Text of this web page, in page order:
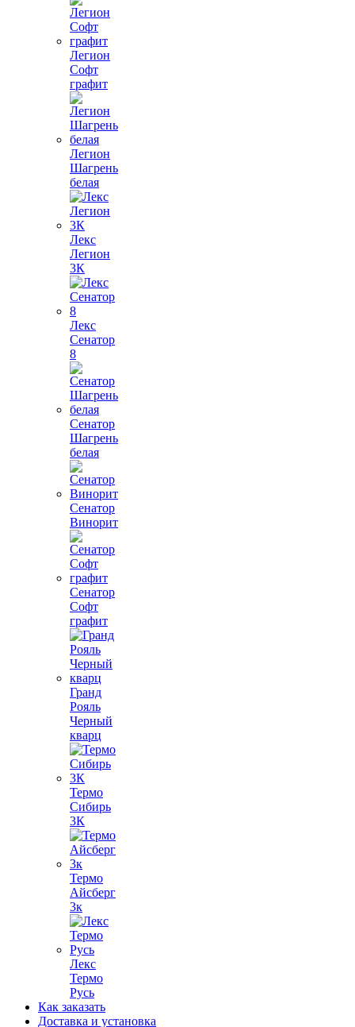
Легион
Софт
графит
Легион
Шагрень
белая
Лекс
Легион
3К
Лекс
Сенатор
8
Сенатор
Шагрень
белая
Сенатор
Винорит
Сенатор
Софт
графит
Гранд
Рояль
Черный
кварц
Термо
Сибирь
3К
Термо
Айсберг
3к
Лекс
Термо
Русь
Как заказать
Доставка и установка